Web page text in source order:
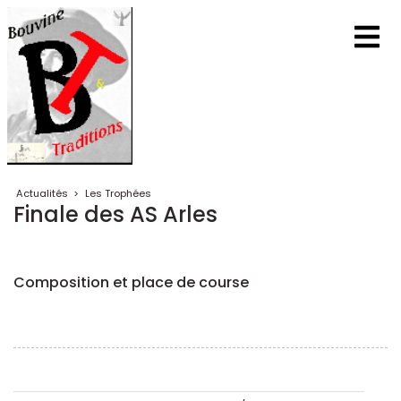
Actualités > Les Trophées
Finale des AS Arles
Composition et place de course